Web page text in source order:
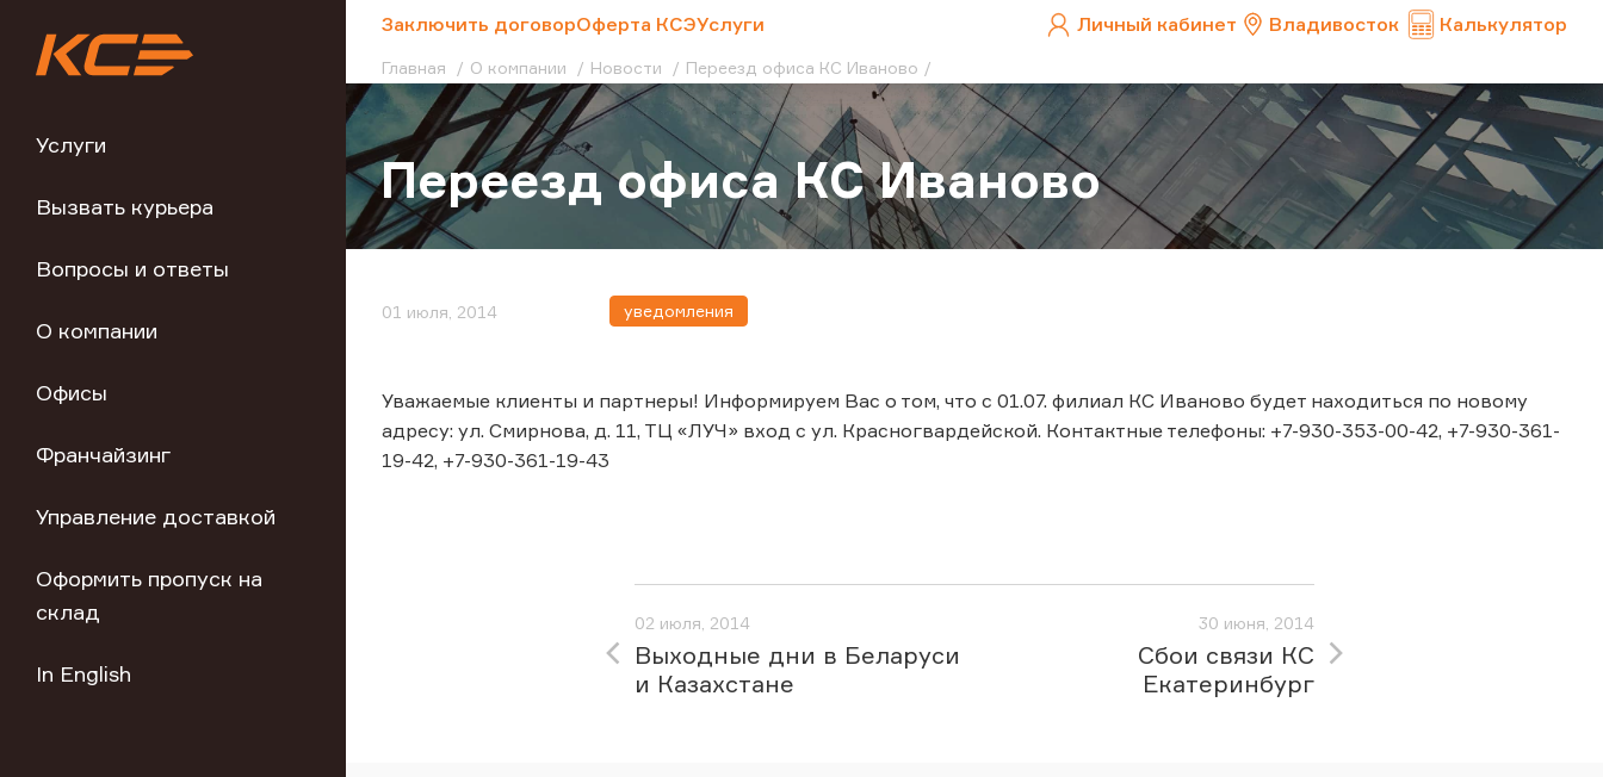
Услуги
Вызвать курьера
Вопросы и ответы
О компании
Офисы
Франчайзинг
Управление доставкой
Оформить пропуск на
склад
In English
Заключить договорОферта КСЭУслуги Личный кабинет Владивосток Калькулятор
Главная О компании Новости Переезд офиса КС Иваново
Переезд офиса КС Иваново
01 июля, 2014 уведомления
Уважаемые клиенты и партнеры! Информируем Вас о том, что с 01.07. филиал КС Иваново будет находиться по новому
адресу: ул. Смирнова, д. 11, ТЦ «ЛУЧ» вход с ул. Красногвардейской. Контактные телефоны: +7-930-353-00-42, +7-930-361-
19-42, +7-930-361-19-43
02 июля, 2014
Выходные дни в Беларуси
и Казахстане
30 июня, 2014
Сбои связи КС
Екатеринбург